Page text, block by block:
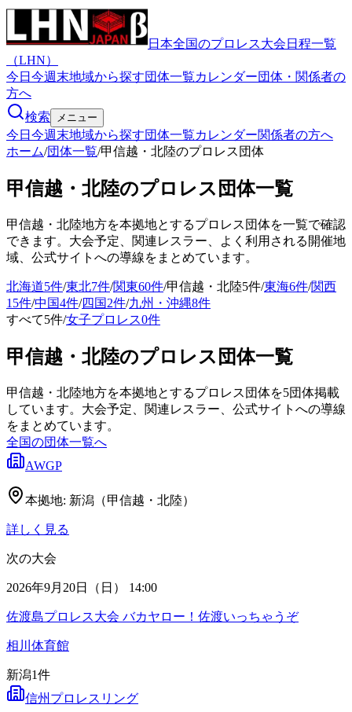
日本全国のプロレス大会日程一覧
（LHN）
今日 今週末地域から探す団体一覧カレンダー団体・関係者の
方へ
検索
メニュー
今日 今週末地域から探す団体一覧カレンダー関係者の方へ
ホーム/団体一覧/甲信越・北陸のプロレス団体
甲信越・北陸のプロレス団体一覧
甲信越・北陸地方を本拠地とするプロレス団体を一覧で確認
できます。大会予定、関連レスラー、よく利用される開催地
域、公式サイトへの導線をまとめています。
北海道5件/東北7件/関東60件/甲信越・北陸5件/東海6件/関西
15件/中国4件/四国2件/九州・沖縄8件
すべて5件/女子プロレス0件
甲信越・北陸のプロレス団体一覧
甲信越・北陸地方を本拠地とするプロレス団体を5団体掲載
しています。大会予定、関連レスラー、公式サイトへの導線
をまとめています。
全国の団体一覧へ
AWGP
本拠地: 新潟（甲信越・北陸）
詳しく見る
次の大会
2026年9月20日（日） 14:00
佐渡島プロレス大会 バカヤロー！佐渡いっちゃうぞ
相川体育館
新潟1件
信州プロレスリング